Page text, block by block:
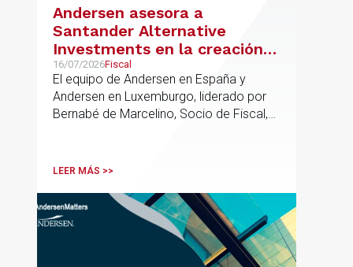
Andersen asesora a
Santander Alternative
Investments en la creación
de un nuevo fondo dirigido a
la financiación de pymes
europeas
16/07/2026Fiscal
El equipo de Andersen en España y
Andersen en Luxemburgo, liderado por
Bernabé de Marcelino, Socio de Fiscal,
formación del fondo, hasta el primer
LEER MÁS >>